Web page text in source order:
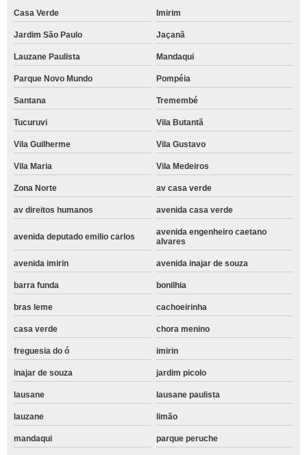
Casa Verde Imirim
Jardim São Paulo Jaçanã
Lauzane Paulista Mandaqui
Parque Novo Mundo Pompéia
Santana Tremembé
Tucuruvi Vila Butantã
Vila Guilherme Vila Gustavo
Vila Maria Vila Medeiros
Zona Norte av casa verde
av direitos humanos avenida casa verde
avenida deputado emilio carlos
avenida engenheiro caetano
alvares
avenida imirin avenida inajar de souza
barra funda bonilhia
bras leme cachoeirinha
casa verde chora menino
freguesia do ó imirin
inajar de souza jardim picolo
lausane lausane paulista
lauzane limão
mandaqui parque peruche